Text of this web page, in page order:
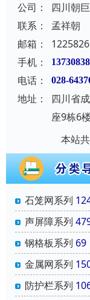
公司：
四川朝
联系：
孟祥朝
邮箱：
手机：
电话： 028-
地址：
四川省
座9栋6
本站
石笼网系列
声屏障系列
钢格板系列 69
金属网系列
防护栏系列